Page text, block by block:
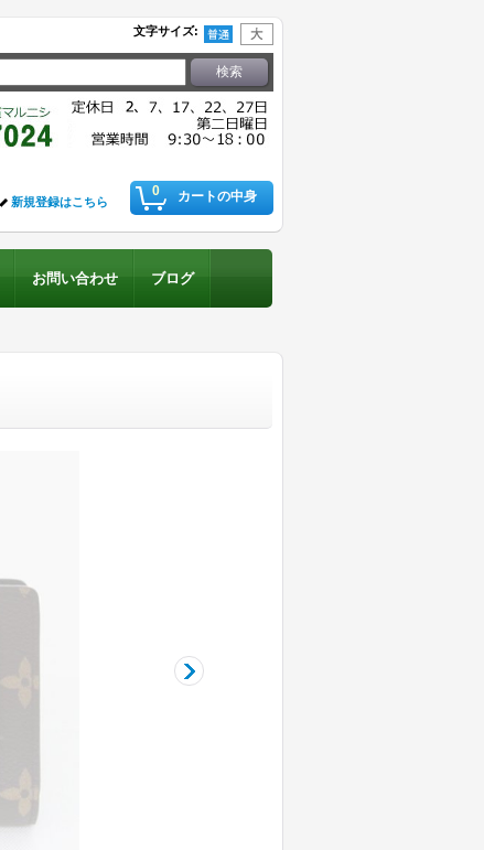
文字サイズ:
0 カートの中身
新規登録はこちら
お問い合わせ ブログ